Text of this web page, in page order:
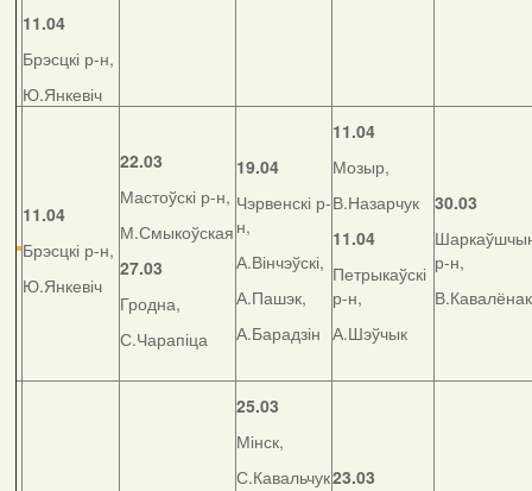
11.04
Брэсцкі р-н,
Ю.Янкевіч
11.04
Брэсцкі р-н,
Ю.Янкевіч
22.03
Мастоўскі р-н,
М.Смыкоўская
27.03
Гродна,
С.Чарапіца
19.04
Чэрвенскі р-
н,
А.Вінчэўскі,
А.Пашэк,
А.Барадзін
11.04
Мозыр,
В.Назарчук
11.04
Петрыкаўскі
р-н,
А.Шэўчык
30.03
р-н,
В.Кавалёнак
25.03
Мінск,
С.Кавальчук23.03